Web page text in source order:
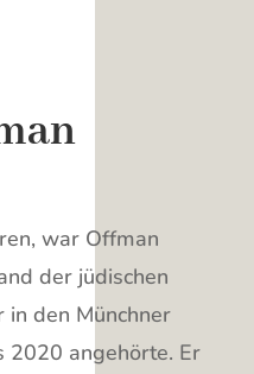
war Offman
der jüdischen
in den Münchner
2020 angehörte. Er